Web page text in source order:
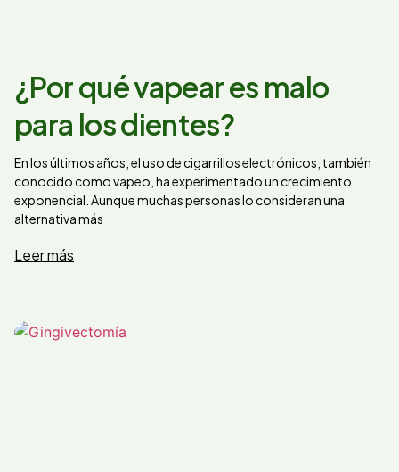
¿Por qué vapear es malo
para los dientes?
En los últimos años, el uso de cigarrillos electrónicos, también
conocido como vapeo, ha experimentado un crecimiento
exponencial. Aunque muchas personas lo consideran una
alternativa más
Leer más